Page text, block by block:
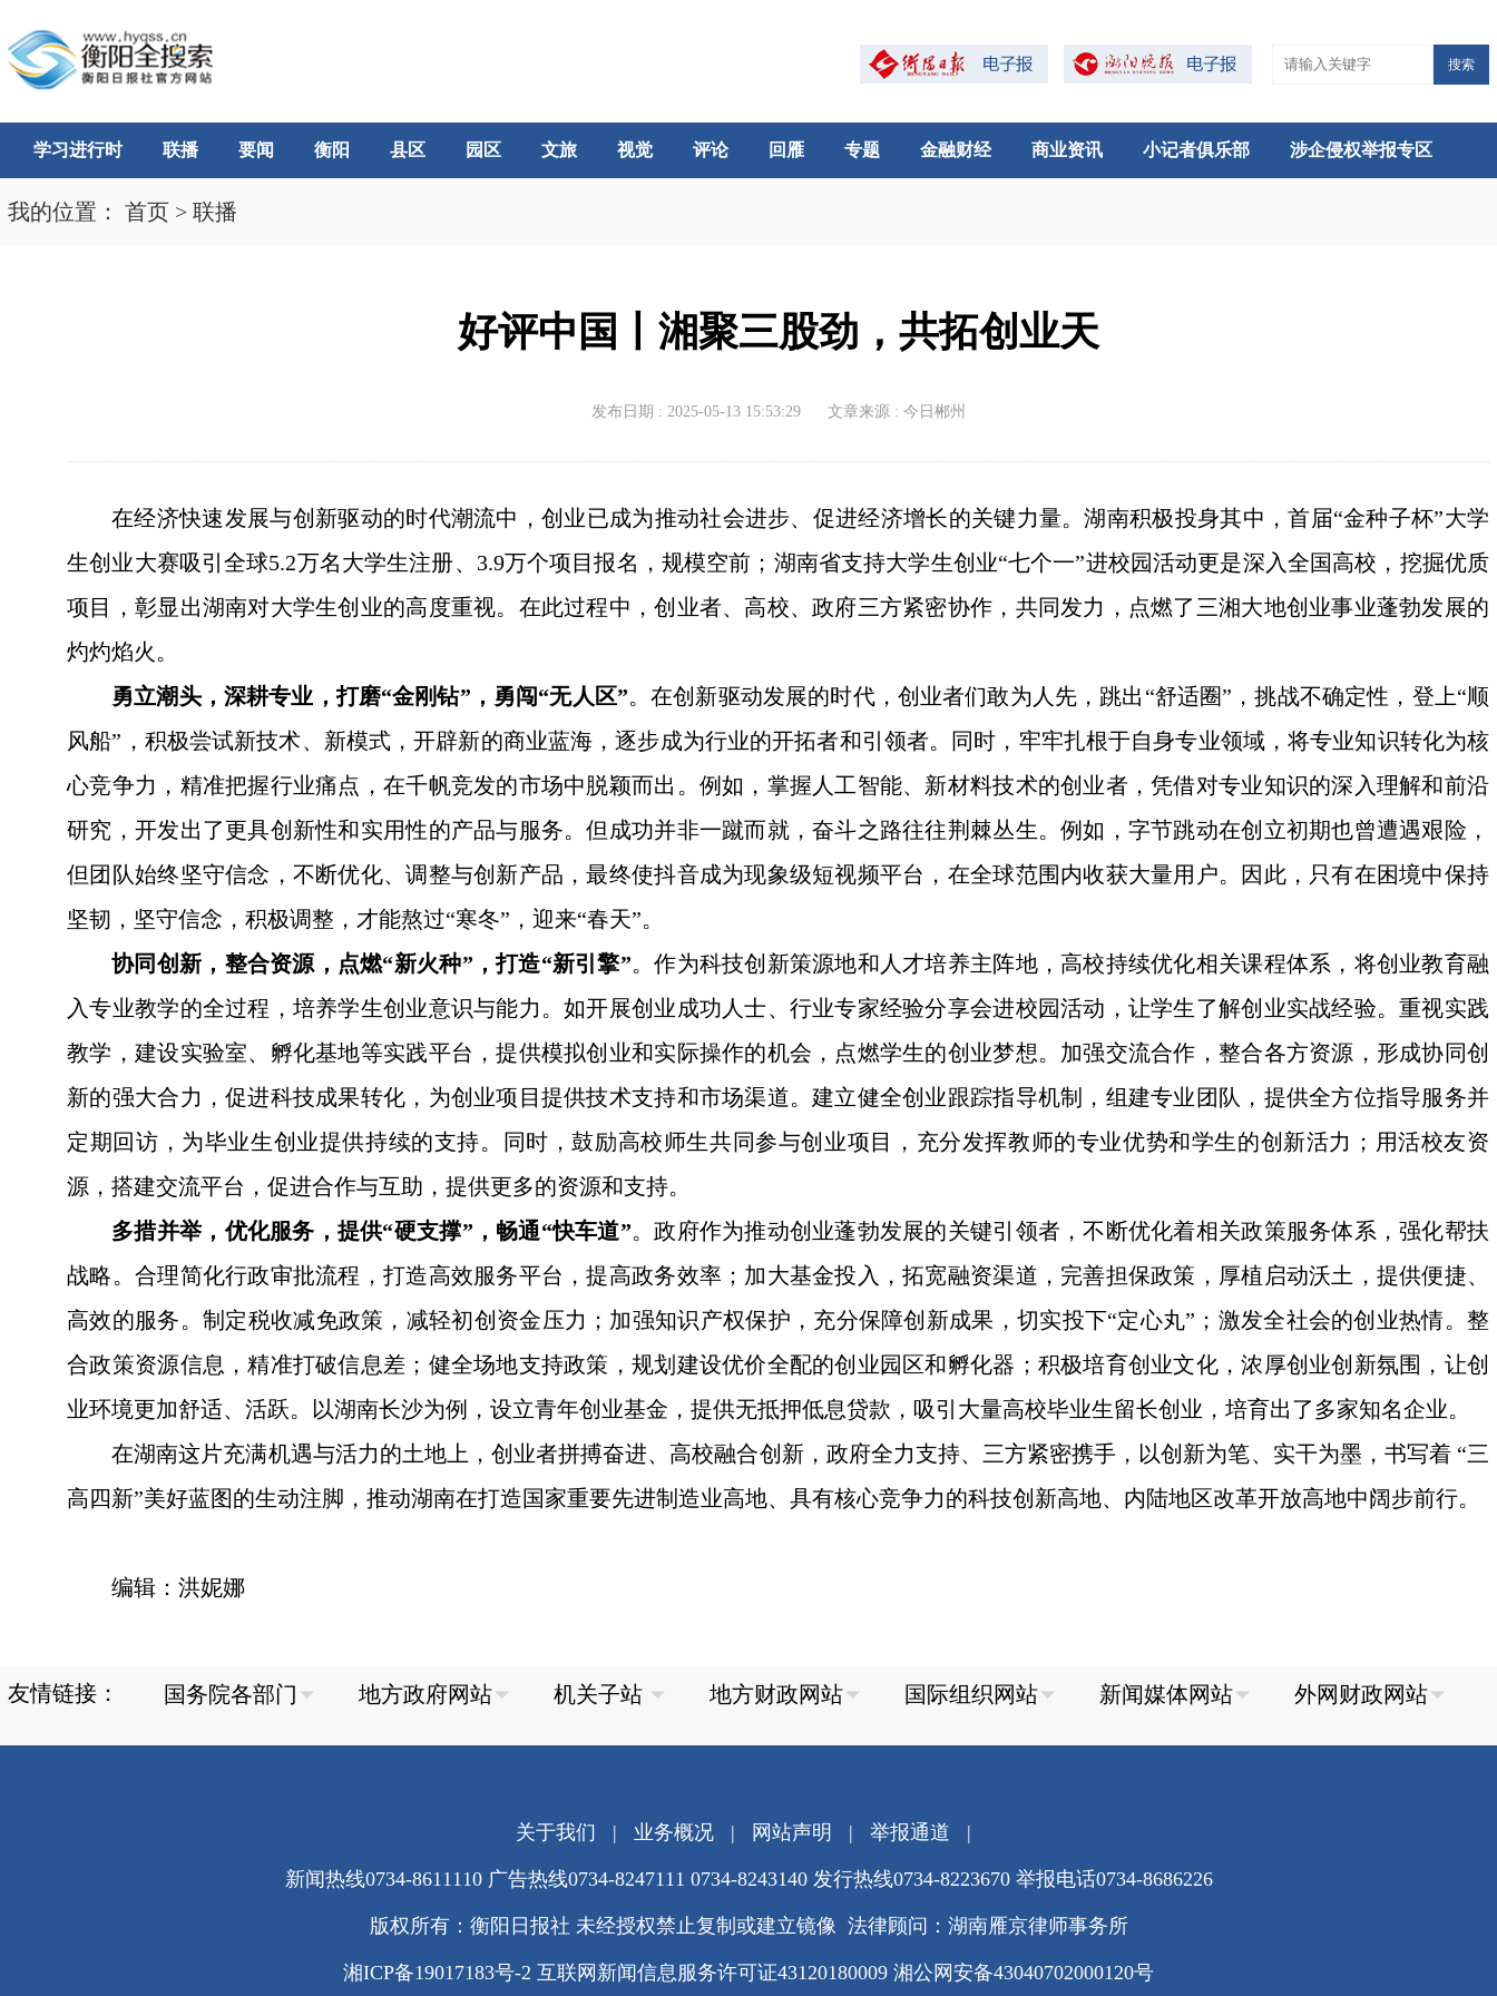
搜索
学习进行时 联播 要闻 衡阳 县区 园区 文旅 视觉 评论 回雁 专题 金融财经 商业资讯 小记者俱乐部 涉企侵权举报专区
我的位置： 首页 > 联播
好评中国丨湘聚三股劲，共拓创业天
发布日期 : 2025-05-13 15:53:29 文章来源 : 今日郴州
在经济快速发展与创新驱动的时代潮流中，创业已成为推动社会进步、促进经济增长的关键力量。湖南积极投身其中，首届“金种子杯”大学
生创业大赛吸引全球5.2万名大学生注册、3.9万个项目报名，规模空前；湖南省支持大学生创业“七个一”进校园活动更是深入全国高校，挖掘优质
项目，彰显出湖南对大学生创业的高度重视。在此过程中，创业者、高校、政府三方紧密协作，共同发力，点燃了三湘大地创业事业蓬勃发展的
灼灼焰火。
勇立潮头，深耕专业，打磨“金刚钻”，勇闯“无人区”。在创新驱动发展的时代，创业者们敢为人先，跳出“舒适圈”，挑战不确定性，登上“顺
风船”，积极尝试新技术、新模式，开辟新的商业蓝海，逐步成为行业的开拓者和引领者。同时，牢牢扎根于自身专业领域，将专业知识转化为核
心竞争力，精准把握行业痛点，在千帆竞发的市场中脱颖而出。例如，掌握人工智能、新材料技术的创业者，凭借对专业知识的深入理解和前沿
研究，开发出了更具创新性和实用性的产品与服务。但成功并非一蹴而就，奋斗之路往往荆棘丛生。例如，字节跳动在创立初期也曾遭遇艰险，
但团队始终坚守信念，不断优化、调整与创新产品，最终使抖音成为现象级短视频平台，在全球范围内收获大量用户。因此，只有在困境中保持
坚韧，坚守信念，积极调整，才能熬过“寒冬”，迎来“春天”。
协同创新，整合资源，点燃“新火种”，打造“新引擎”。作为科技创新策源地和人才培养主阵地，高校持续优化相关课程体系，将创业教育融
入专业教学的全过程，培养学生创业意识与能力。如开展创业成功人士、行业专家经验分享会进校园活动，让学生了解创业实战经验。重视实践
教学，建设实验室、孵化基地等实践平台，提供模拟创业和实际操作的机会，点燃学生的创业梦想。加强交流合作，整合各方资源，形成协同创
新的强大合力，促进科技成果转化，为创业项目提供技术支持和市场渠道。建立健全创业跟踪指导机制，组建专业团队，提供全方位指导服务并
定期回访，为毕业生创业提供持续的支持。同时，鼓励高校师生共同参与创业项目，充分发挥教师的专业优势和学生的创新活力；用活校友资
源，搭建交流平台，促进合作与互助，提供更多的资源和支持。
多措并举，优化服务，提供“硬支撑”，畅通“快车道”。政府作为推动创业蓬勃发展的关键引领者，不断优化着相关政策服务体系，强化帮扶
战略。合理简化行政审批流程，打造高效服务平台，提高政务效率；加大基金投入，拓宽融资渠道，完善担保政策，厚植启动沃土，提供便捷、
高效的服务。制定税收减免政策，减轻初创资金压力；加强知识产权保护，充分保障创新成果，切实投下“定心丸”；激发全社会的创业热情。整
合政策资源信息，精准打破信息差；健全场地支持政策，规划建设优价全配的创业园区和孵化器；积极培育创业文化，浓厚创业创新氛围，让创
业环境更加舒适、活跃。以湖南长沙为例，设立青年创业基金，提供无抵押低息贷款，吸引大量高校毕业生留长创业，培育出了多家知名企业。
在湖南这片充满机遇与活力的土地上，创业者拼搏奋进、高校融合创新，政府全力支持、三方紧密携手，以创新为笔、实干为墨，书写着 “三
高四新”美好蓝图的生动注脚，推动湖南在打造国家重要先进制造业高地、具有核心竞争力的科技创新高地、内陆地区改革开放高地中阔步前行。
编辑：洪妮娜
友情链接：
关于我们 | 业务概况| 网站声明 | 举报通道 |
新闻热线0734-8611110 广告热线0734-8247111 0734-8243140 发行热线0734-8223670 举报电话0734-8686226
版权所有：衡阳日报社 未经授权禁止复制或建立镜像 法律顾问：湖南雁京律师事务所
湘ICP备19017183号-2 互联网新闻信息服务许可证43120180009 湘公网安备43040702000120号